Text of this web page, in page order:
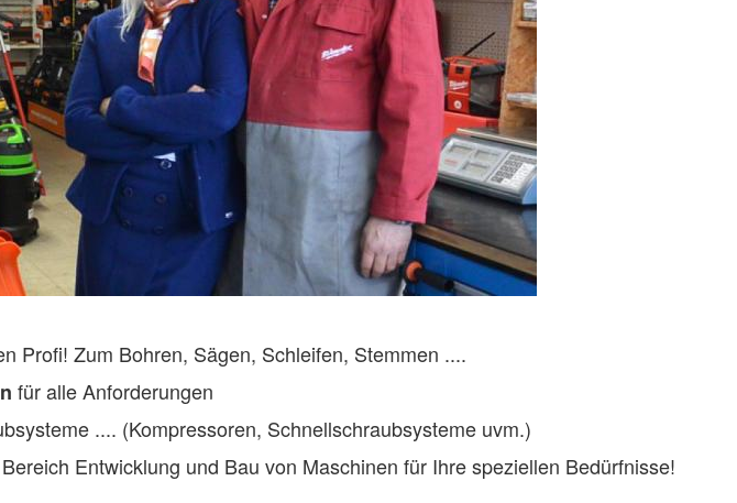
Profi! Zum Bohren, Sägen, Schleifen, Stemmen ....
für alle Anforderungen
.... (Kompressoren, Schnellschraubsysteme uvm.)
Entwicklung und Bau von Maschinen für Ihre speziellen Bedürfnisse!